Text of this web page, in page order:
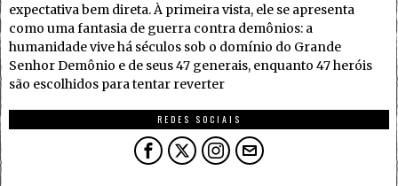
expectativa bem direta. À primeira vista, ele se apresenta
como uma fantasia de guerra contra demônios: a
humanidade vive há séculos sob o domínio do Grande
Senhor Demônio e de seus 47 generais, enquanto 47 heróis
são escolhidos para tentar reverter
REDES SOCIAIS